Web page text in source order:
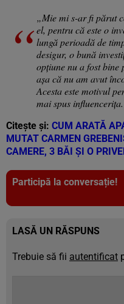
„Mie mi s-ar fi părut
el, pentru că este o
lungă perioadă de
desigur, o bună
opțiune nu a fost
așa că nu am avut
Acesta este motivul
mai spus influencerița.
Citește și: CUM ARATĂ
MUTAT CARMEN
CAMERE, 3 BĂI ȘI O
Participă la conversație!
LASĂ UN RĂSPUNS
Trebuie să fii autentificat